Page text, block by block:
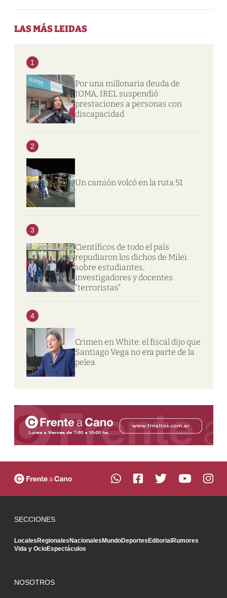
LAS MÁS LEIDAS
1
Por una millonaria deuda de
IOMA, IREL suspendió
prestaciones a personas con
discapacidad
2
Un camión volcó en la ruta 51
3
Científicos de todo el país
repudiaron los dichos de Milei
sobre estudiantes,
investigadores y docentes
“terroristas”
4
Crimen en White: el fiscal dijo que
Santiago Vega no era parte de la
pelea
SECCIONES
LocalesRegionalesNacionalesMundoDeportesEditorialRumores
Vida y OcioEspectáculos
NOSOTROS